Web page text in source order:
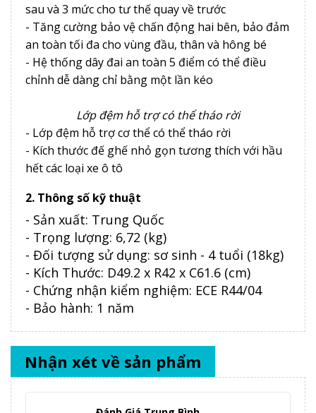
sau và 3 mức cho tư thế quay về trước
- Tăng cường bảo vệ chấn động hai bên, bảo đảm
an toàn tối đa cho vùng đầu, thân và hông bé
- Hệ thống dây đai an toàn 5 điểm có thể điều
chỉnh dễ dàng chỉ bằng một lần kéo
Lớp đệm hỗ trợ có thể tháo rời
- Lớp đệm hỗ trợ cơ thể có thể tháo rời
- Kích thước đế ghế nhỏ gọn tương thích với hầu
hết các loại xe ô tô
2. Thông số kỹ thuật
- Sản xuất: Trung Quốc
- Trọng lượng: 6,72 (kg)
- Đối tượng sử dụng: sơ sinh - 4 tuổi (18kg)
- Kích Thước: D49.2 x R42 x C61.6 (cm)
- Chứng nhận kiểm nghiệm: ECE R44/04
- Bảo hành: 1 năm
Nhận xét về sản phẩm